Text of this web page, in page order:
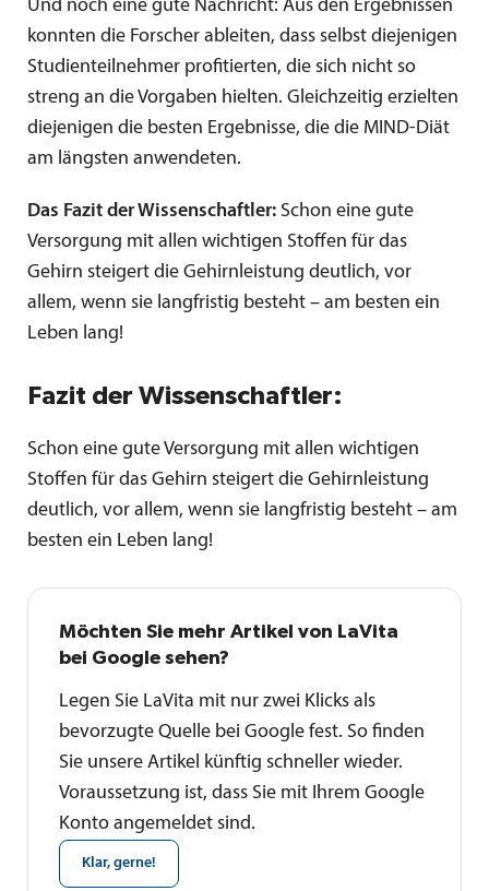
Und noch eine gute Nachricht: Aus den Ergebnissen
konnten die Forscher ableiten, dass selbst diejenigen
Studienteilnehmer profitierten, die sich nicht so
streng an die Vorgaben hielten. Gleichzeitig erzielten
diejenigen die besten Ergebnisse, die die MIND-Diät
am längsten anwendeten.
Das Fazit der Wissenschaftler: Schon eine gute
Versorgung mit allen wichtigen Stoffen für das
Gehirn steigert die Gehirnleistung deutlich, vor
allem, wenn sie langfristig besteht – am besten ein
Leben lang!
Fazit der Wissenschaftler:
Schon eine gute Versorgung mit allen wichtigen
Stoffen für das Gehirn steigert die Gehirnleistung
deutlich, vor allem, wenn sie langfristig besteht – am
besten ein Leben lang!
Möchten Sie mehr Artikel von LaVita
bei Google sehen?
Legen Sie LaVita mit nur zwei Klicks als
bevorzugte Quelle bei Google fest. So finden
Sie unsere Artikel künftig schneller wieder.
Voraussetzung ist, dass Sie mit Ihrem Google
Konto angemeldet sind.
Klar, gerne!